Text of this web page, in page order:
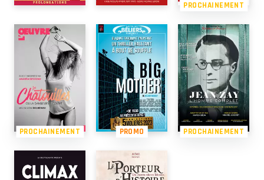
PROCHAINEMENT
PROCHAINEMENT PROMO PROCHAINEMENT